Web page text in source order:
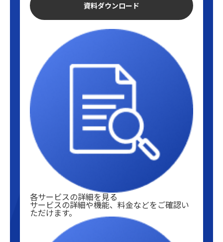
資料ダウンロード
各サービスの詳細を見る
サービスの詳細や機能、料金などをご確認い
ただけます。